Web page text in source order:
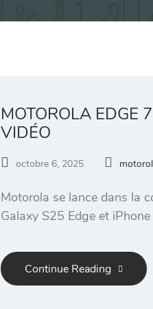
MOTOROLA EDGE
VIDÉO
octobre 6, 2025
Motorola se lance dans la
Galaxy S25 Edge et
Continue Reading